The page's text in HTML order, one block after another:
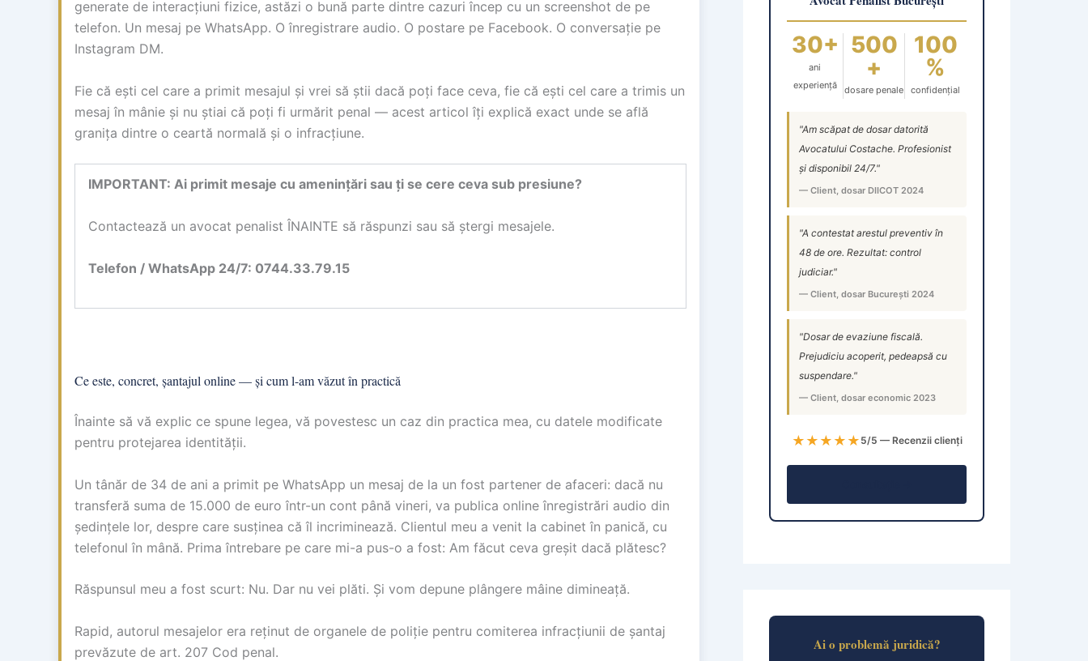
generate de interacțiuni fizice, astăzi o bună parte dintre cazuri încep cu un screenshot de pe
telefon. Un mesaj pe WhatsApp. O înregistrare audio. O postare pe Facebook. O conversație pe
Instagram DM.
Fie că ești cel care a primit mesajul și vrei să știi dacă poți face ceva, fie că ești cel care a trimis un
mesaj în mânie și nu știai că poți fi urmărit penal — acest articol îți explică exact unde se află
granița dintre o ceartă normală și o infracțiune.
IMPORTANT: Ai primit mesaje cu amenințări sau ți se cere ceva sub presiune?
Contactează un avocat penalist ÎNAINTE să răspunzi sau să ștergi mesajele.
Telefon / WhatsApp 24/7: 0744.33.79.15
Ce este, concret, șantajul online — și cum l-am văzut în practică
Înainte să vă explic ce spune legea, vă povestesc un caz din practica mea, cu datele modificate
pentru protejarea identității.
Un tânăr de 34 de ani a primit pe WhatsApp un mesaj de la un fost partener de afaceri: dacă nu
transferă suma de 15.000 de euro într-un cont până vineri, va publica online înregistrări audio din
ședințele lor, despre care susținea că îl incriminează. Clientul meu a venit la cabinet în panică, cu
telefonul în mână. Prima întrebare pe care mi-a pus-o a fost: Am făcut ceva greșit dacă plătesc?
Răspunsul meu a fost scurt: Nu. Dar nu vei plăti. Și vom depune plângere mâine dimineață.
Rapid, autorul mesajelor era reținut de organele de poliție pentru comiterea infracțiunii de șantaj
prevăzute de art. 207 Cod penal.
30+
ani
experiență
500
+
dosare penale
100
%
confidențial
"Am scăpat de dosar datorită
Avocatului Costache. Profesionist
și disponibil 24/7."
— Client, dosar DIICOT 2024
"A contestat arestul preventiv în
48 de ore. Rezultat: control
judiciar."
— Client, dosar București 2024
"Dosar de evaziune fiscală.
Prejudiciu acoperit, pedeapsă cu
suspendare."
— Client, dosar economic 2023
★★★★★ 5/5 — Recenzii clienți
Ai o problemă juridică?